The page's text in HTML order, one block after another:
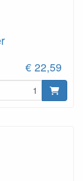
€ 22,59